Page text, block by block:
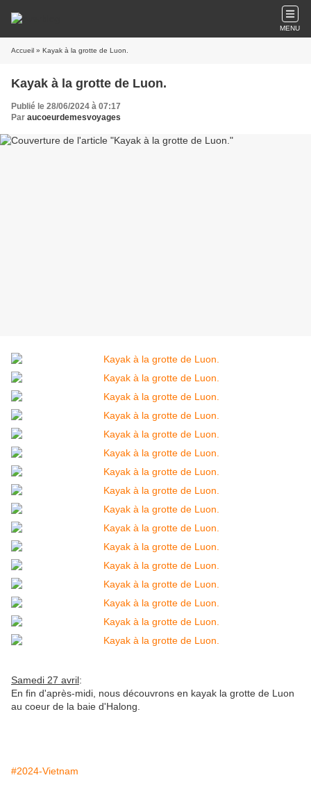
MENU
Accueil » Kayak à la grotte de Luon.
Kayak à la grotte de Luon.
Publié le 28/06/2024 à 07:17
Par aucoeurdemesvoyages
Samedi 27 avril:
En fin d'après-midi, nous découvrons en kayak la grotte de Luon
au coeur de la baie d'Halong.
#2024-Vietnam